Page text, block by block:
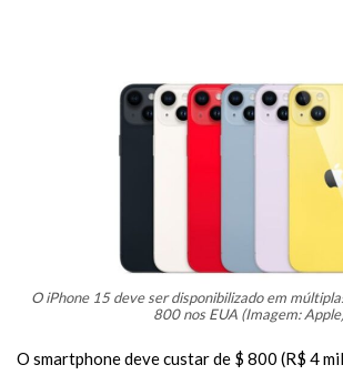
O iPhone 15 deve ser disponibilizado em
800 nos EUA (Imagem:
O smartphone deve custar de $ 800 (R$ 4